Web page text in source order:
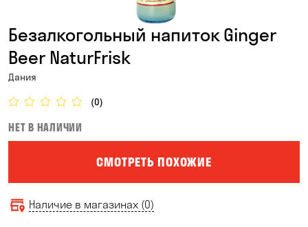
Безалкогольный напиток Ginger
Beer NaturFrisk
Дания
(0)
НЕТ В НАЛИЧИИ
СМОТРЕТЬ ПОХОЖИЕ
Наличие в магазинах (0)